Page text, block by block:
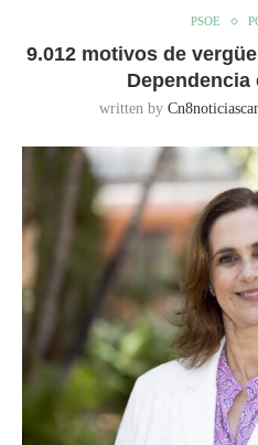
PSOE
9.012 motivos de
Dependencia
written by